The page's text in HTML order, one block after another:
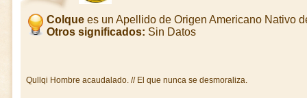
Colque es un Apellido de Origen Americano Nativo
Otros significados: Sin Datos
Qullqi Hombre acaudalado. // El que nunca se desmoraliza.